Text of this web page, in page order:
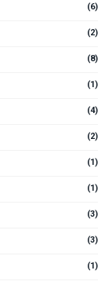
(6)
(2)
(8)
(1)
(4)
(2)
(1)
(1)
(3)
(3)
(1)